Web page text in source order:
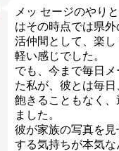
メッ セージのやり
はその時点では県
活仲間として、楽
軽い感じでした。
でも、今まで毎日
た私が、彼とは毎日
飽きることもなく
ました。
彼が家族の写真を
する気持ちが本気